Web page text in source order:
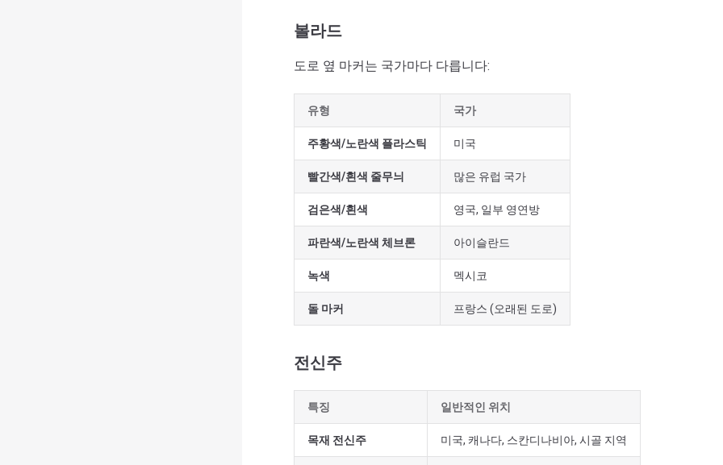
볼라드
도로 옆 마커는 국가마다 다릅니다:
유형 국가
주황색/노란색 플라스틱 미국
빨간색/흰색 줄무늬 많은 유럽 국가
검은색/흰색 영국, 일부 영연방
파란색/노란색 체브론 아이슬란드
녹색 멕시코
돌 마커 프랑스 (오래된 도로)
전신주
특징 일반적인 위치
목재 전신주 미국, 캐나다, 스칸디나비아, 시골 지역